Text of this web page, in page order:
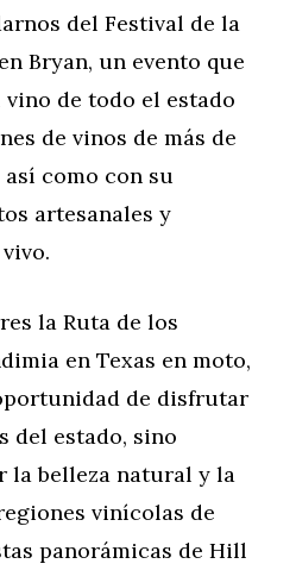
del Festival de la
Bryan, un evento que
vino de todo el estado
de vinos de más de
así como con su
artesanales y
la Ruta de los
en Texas en moto,
de disfrutar
del estado, sino
la belleza natural y la
vinícolas de
panorámicas de Hill